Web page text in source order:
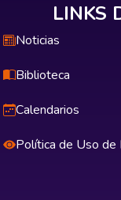
LINKS
Noticias
Biblioteca
Calendarios
Política de Uso de